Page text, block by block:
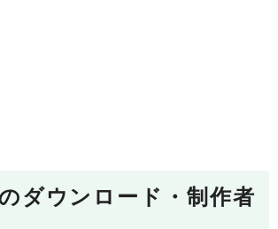
ダウンロード・制作者